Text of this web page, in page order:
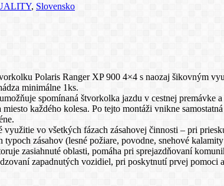
, Slovensko
Polaris Ranger XP 900 4×4 s naozaj šikovným
minimálne 1ks.
spomínaná štvorkolka jazdu v cestnej premávke
každého kolesa. Po tejto montáži vnikne
využitie vo všetkých fázach zásahovej činnosti – pri
typoch zásahov (lesné požiare, povodne, snehové
zasiahnuté oblasti, pomáha pri sprejazdňovaní
zapadnutých vozidiel, pri poskytnutí prvej pomoci